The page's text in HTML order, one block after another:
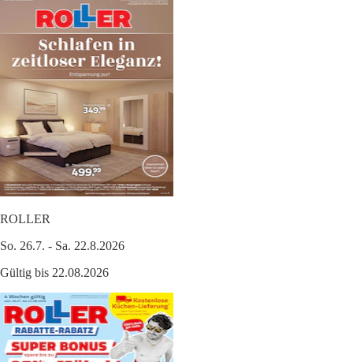
ROLLER
So. 26.7. - Sa. 22.8.2026
Gültig bis 22.08.2026